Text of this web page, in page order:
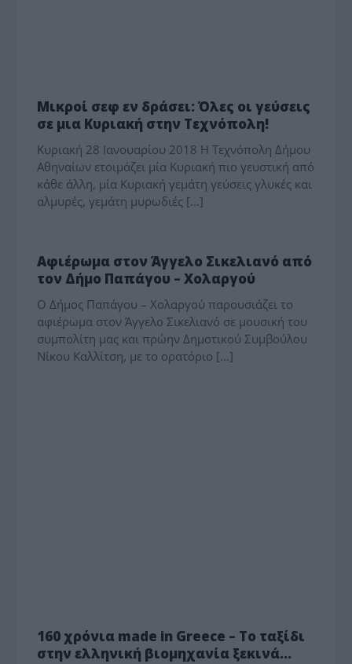
Μικροί σεφ εν δράσει: Όλες οι γεύσεις
σε μια Κυριακή στην Τεχνόπολη!
Κυριακή 28 Ιανουαρίου 2018 Η Τεχνόπολη Δήμου
Αθηναίων ετοιμάζει μία Κυριακή πιο γευστική από
κάθε άλλη, μία Κυριακή γεμάτη γεύσεις γλυκές και
αλμυρές, γεμάτη μυρωδιές […]
Αφιέρωμα στον Άγγελο Σικελιανό από
τον Δήμο Παπάγου – Χολαργού
Ο Δήμος Παπάγου – Χολαργού παρουσιάζει το
αφιέρωμα στον Άγγελο Σικελιανό σε μουσική του
συμπολίτη μας και πρώην Δημοτικού Συμβούλου
Νίκου Καλλίτση, με το ορατόριο […]
160 χρόνια made in Greece – Το ταξίδι
στην ελληνική βιομηχανία ξεκινά…